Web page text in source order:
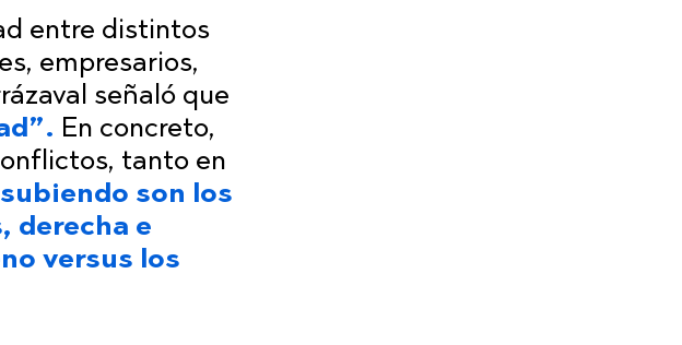
entre distintos
empresarios,
señaló que
En concreto,
tanto en
son los
derecha e
versus los